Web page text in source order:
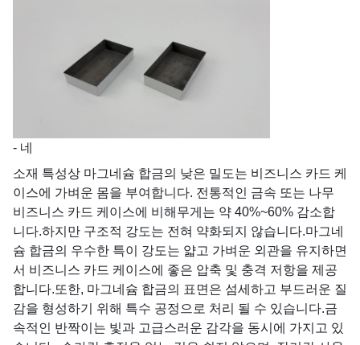
- 네
소재 특성상 마그네슘 합금의 낮은 밀도는 비즈니스 카드 케
이스에 가벼운 몸을 부여합니다. 전통적인 금속 또는 나무
비즈니스 카드 케이스에 비해무게는 약 40%~60% 감소합
니다.하지만 구조적 강도는 전혀 약화되지 않습니다.마그네
슘 합금의 우수한 특이 강도는 얇고 가벼운 외관을 유지하면
서 비즈니스 카드 케이스에 좋은 압축 및 충격 저항을 제공
합니다.또한, 마그네슘 합금의 표면은 섬세하고 부드러운 질
감을 형성하기 위해 특수 공정으로 처리 될 수 있습니다.금
속적인 반짝이는 빛과 고급스러운 감각을 동시에 가지고 있